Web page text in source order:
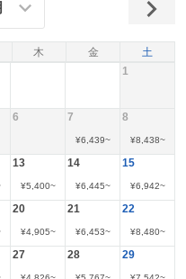
木 金 土
1
6 7
¥6,439~
8
¥8,438~
13
¥5,400~
14
¥6,445~
15
¥6,942~
20
¥4,905~
21
¥6,453~
22
¥8,480~
27 28 29